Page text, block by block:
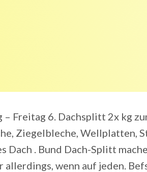
– Freitag 6. Dachsplitt 2x kg
Ziegelbleche, Wellplatten,
Dach . Bund Dach-Splitt
allerdings, wenn auf jeden.